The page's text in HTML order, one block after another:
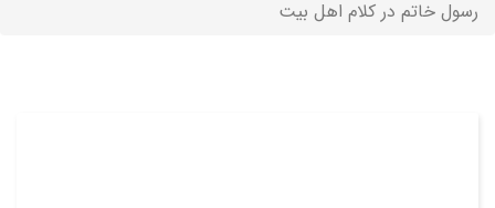
رسول خاتم در کلام اهل بیت